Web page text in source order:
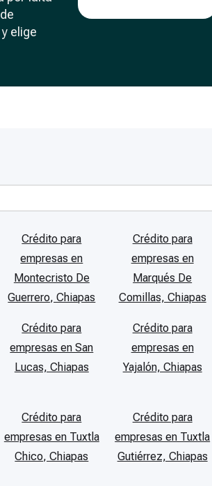
elige
Crédito para
empresas en
Montecristo De
Guerrero, Chiapas
Crédito para
empresas en
Marqués De
Comillas, Chiapas
Crédito para
empresas en San
Lucas, Chiapas
Crédito para
empresas en
Yajalón, Chiapas
Crédito para
empresas en Tuxtla
Chico, Chiapas
Crédito para
empresas en Tuxtla
Gutiérrez, Chiapas